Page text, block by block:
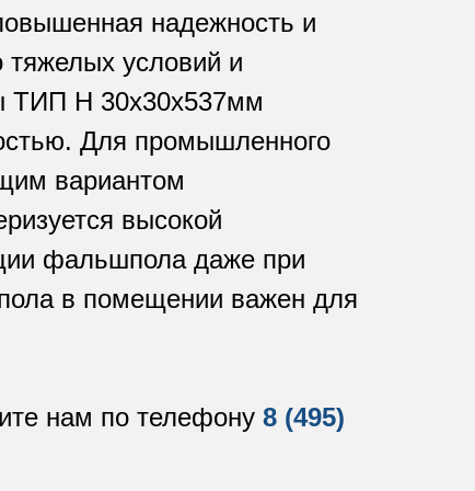
надежность и
тяжелых условий и
ТИП Н 30х30х537мм
Для промышленного
вариантом
высокой
фальшпола даже при
в помещении важен для
нам по телефону 8 (495)